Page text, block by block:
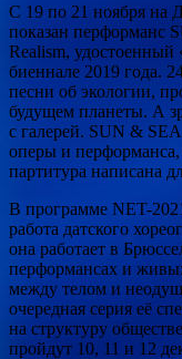
С 19 по 21 ноября на
показан перформанс
Realism, удостоенный
биеннале 2019 года.
песни об экологии,
будущем планеты. А
с галерей. SUN &
оперы и перформанса,
партитура написана
В программе NET-
работа датского
она работает в
перформансах и
между телом и
очередная серия её
на структуру
пройдут 10, 11 и 12